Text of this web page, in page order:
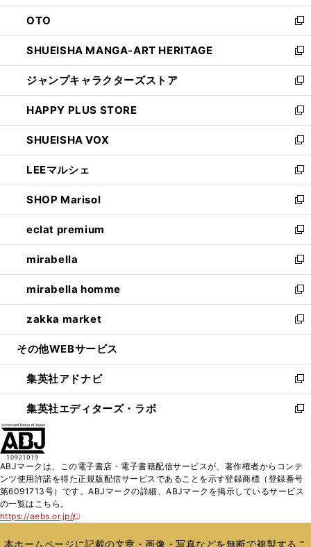
ウ
で
開
く
ン
ド
ウ
で
開
く
OTO
新
し
い
ウ
ィ
ン
ド
ウ
で
開
く
SHUEISHA MANGA-ART HERITAGE
新
し
い
ウ
ィ
ン
ド
ウ
で
開
く
ジャンプキャラクターズストア
新
し
い
ウ
ィ
ン
ド
ウ
で
開
く
HAPPY PLUS STORE
新
し
い
ウ
ィ
ン
ド
ウ
で
開
く
SHUEISHA VOX
新
し
い
ウ
ィ
ン
ド
ウ
で
開
く
LEEマルシェ
新
し
い
ウ
ィ
ン
ド
ウ
で
開
く
SHOP Marisol
新
し
い
ウ
ィ
ン
ド
ウ
で
開
eclat premium
新
し
い
ウ
ィ
ン
ド
ウ
開
く
mirabella
新
し
い
ウ
ィ
ン
ウ
で
開
く
mirabella homme
新
し
い
ウ
ン
ド
ウ
で
zakka market
新
し
ウ
ィ
ン
ド
く
その他WEBサービス
集英社アドナビ
新
し
い
ド
ウ
で
集英社エディターズ・ラボ
新
ィ
ン
ド
開
ABJマークは、この電子書店・電子書籍配信サービスが、著作権者からコンテ
ンツ使用許諾を得た正規版配信サービスであることを示す登録商標（登録番号
第6091713号）です。ABJマークの詳細、ABJマークを掲示しているサービス
の一覧はこちら。
https://aebs.or.jp/
新
い
本ホームページに記載の文章・画像・写真などを無断で複製するこ